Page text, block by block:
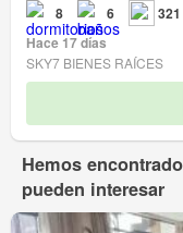
8 6
321
Hace 17 días
SKY7 BIENES RAÍCES
Hemos
pueden interesar